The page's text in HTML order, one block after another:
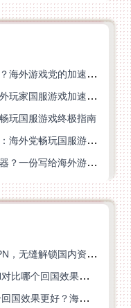
巴西怎么玩边锋四人斗地主精简版？海外游戏党的加速器终极选择
巴西怎么玩新笑傲江湖不卡顿？海外玩家国服游戏加速终极指南（附猫和老鼠一梦江湖实测）
玩国服游戏终极指南
足球世界国外加速器下载安装指南：海外党畅玩国服游戏的终极解决方案
国外玩合金弹头：觉醒用什么加速器？一份写给海外游子的畅玩指南
海外党必看：如何选对回国翻墙VPN，无缝解锁国内资源？
ChickCN VPN好用吗？和海牛VPN对比哪个回国效果更好？
ChickCN VPN和当归VPN对比哪个回国效果更好？海外党亲测后选了它